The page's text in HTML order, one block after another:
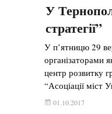
У
стратегії”
У п’ятницю 29
організаторами
центр розвитку
“Асоціації міст
слів01.10.2017